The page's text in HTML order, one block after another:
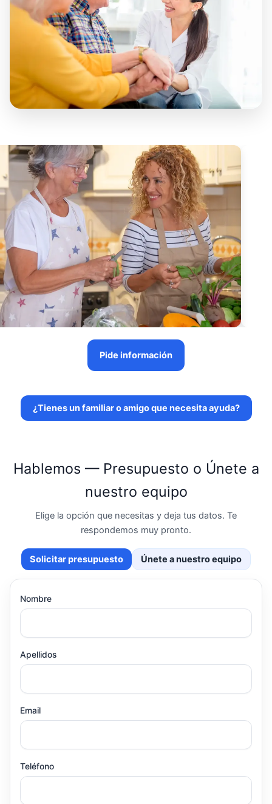
Pide información
¿Tienes un familiar o amigo que necesita ayuda?
Hablemos — Presupuesto o Únete a
nuestro equipo
Elige la opción que necesitas y deja tus datos. Te
respondemos muy pronto.
Solicitar presupuesto Únete a nuestro equipo
Nombre
Apellidos
Email
Teléfono